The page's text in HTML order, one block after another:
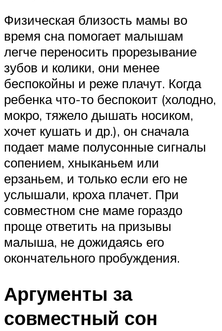
Физическая близость мамы во
время сна помогает малышам
легче переносить прорезывание
зубов и колики, они менее
беспокойны и реже плачут. Когда
ребенка что-то беспокоит (холодно,
мокро, тяжело дышать носиком,
хочет кушать и др.), он сначала
подает маме полусонные сигналы
сопением, хныканьем или
ерзаньем, и только если его не
услышали, кроха плачет. При
совместном сне маме гораздо
проще ответить на призывы
малыша, не дожидаясь его
окончательного пробуждения.
Аргументы за
совместный сон